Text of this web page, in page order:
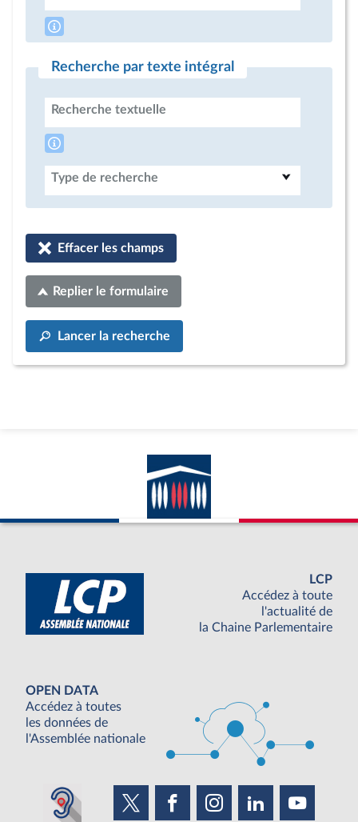
Recherche par texte intégral
Recherche textuelle
Type de recherche
Effacer les champs
Replier le formulaire
Lancer la recherche
LCP
Accédez à toute
l'actualité de
la Chaine Parlementaire
OPEN DATA
Accédez à toutes
les données de
l'Assemblée nationale